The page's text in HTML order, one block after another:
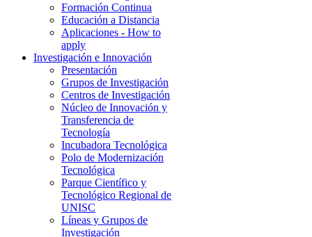
Formación Continua
Educación a Distancia
Aplicaciones - How to
apply
Investigación e Innovación
Presentación
Grupos de Investigación
Centros de Investigación
Núcleo de Innovación y
Transferencia de
Tecnología
Incubadora Tecnológica
Polo de Modernización
Tecnológica
Parque Científico y
Tecnológico Regional de
UNISC
Líneas y Grupos de
Investigación